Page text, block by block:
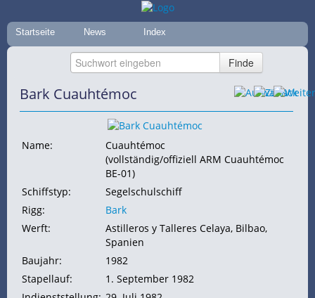
Startseite News Index
Bark Cuauhtémoc
Name:
Cuauhtémoc
(vollständig/offiziell ARM Cuauhtémoc
BE-01)
Schiffstyp:
Segelschulschiff
Rigg:
Bark
Werft:
Astilleros y Talleres Celaya, Bilbao,
Spanien
Baujahr:
1982
Stapellauf:
1. September 1982